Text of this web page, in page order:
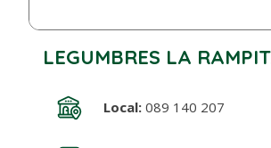
LEGUMBRES LA
Local:089 140 207